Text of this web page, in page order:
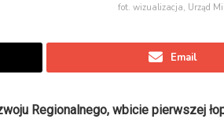
fot. wizualizacja, Urząd
Email
Regionalnego, wbicie pierwszej